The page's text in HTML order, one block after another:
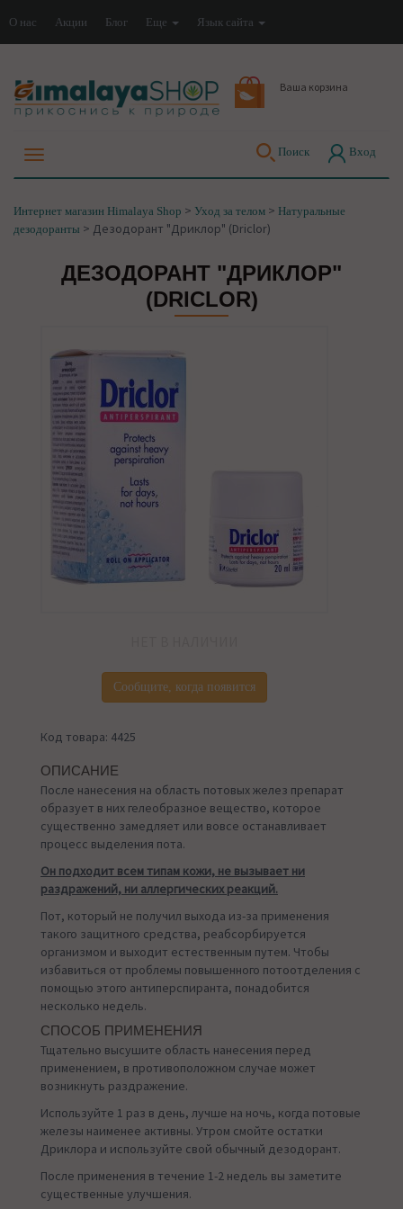
О нас Акции Блог Еще Язык сайта
Ваша корзина
Поиск Вход
Интернет магазин Himalaya Shop > Уход за телом > Натуральные
дезодоранты > Дезодорант "Дриклор" (Driclor)
ДЕЗОДОРАНТ "ДРИКЛОР"
(DRICLOR)
Сообщите, когда появится
Код товара: 4425
ОПИСАНИЕ
После нанесения на область потовых желез препарат
образует в них гелеобразное вещество, которое
существенно замедляет или вовсе останавливает
процесс выделения пота.
Он подходит всем типам кожи, не вызывает ни
раздражений, ни аллергических реакций.
Пот, который не получил выхода из-за применения
такого защитного средства, реабсорбируется
организмом и выходит естественным путем. Чтобы
избавиться от проблемы повышенного потоотделения с
помощью этого антиперспиранта, понадобится
несколько недель.
СПОСОБ ПРИМЕНЕНИЯ
Тщательно высушите область нанесения перед
применением, в противоположном случае может
возникнуть раздражение.
Используйте 1 раз в день, лучше на ночь, когда потовые
железы наименее активны. Утром смойте остатки
Дриклора и используйте свой обычный дезодорант.
После применения в течение 1-2 недель вы заметите
существенные улучшения.